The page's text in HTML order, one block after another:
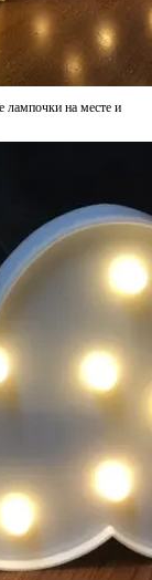
лампочки на месте и